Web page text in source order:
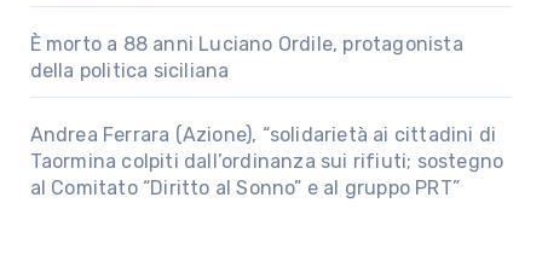
È morto a 88 anni Luciano Ordile, protagonista
della politica siciliana
Andrea Ferrara (Azione), “solidarietà ai cittadini di
Taormina colpiti dall’ordinanza sui rifiuti; sostegno
al Comitato “Diritto al Sonno” e al gruppo PRT”